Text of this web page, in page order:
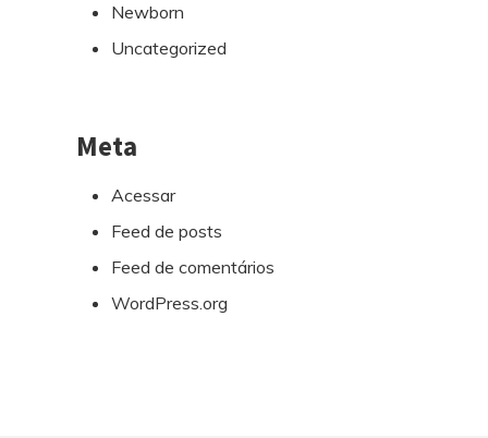
Newborn
Uncategorized
Meta
Acessar
Feed de posts
Feed de comentários
WordPress.org